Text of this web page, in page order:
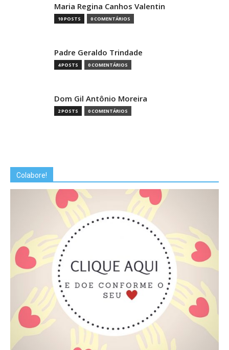
Maria Regina Canhos Valentin
10 POSTS 0 COMENTÁRIOS
Padre Geraldo Trindade
4 POSTS 0 COMENTÁRIOS
Dom Gil Antônio Moreira
2 POSTS 0 COMENTÁRIOS
Colabore!